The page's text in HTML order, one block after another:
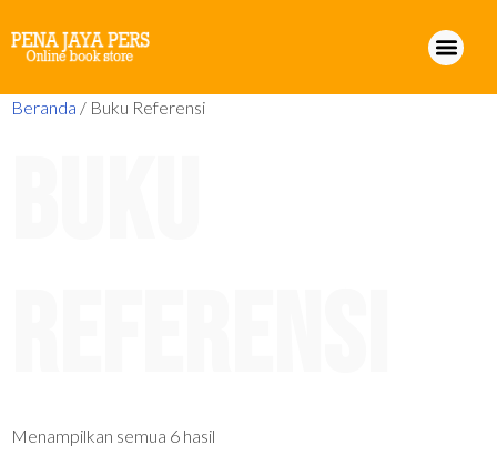
Beranda / Buku Referensi
Menampilkan semua 6 hasil